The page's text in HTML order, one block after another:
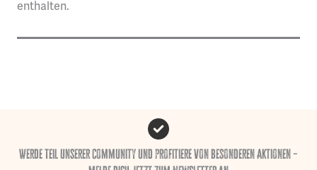
enthalten.
Werde Teil unserer Community und profitiere von besonderen Aktionen –